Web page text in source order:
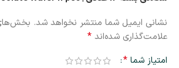
نشانی ایمیل شما منتشر نخواهد شد.
علامت‌گذاری شده‌اند *
امتیاز شما *